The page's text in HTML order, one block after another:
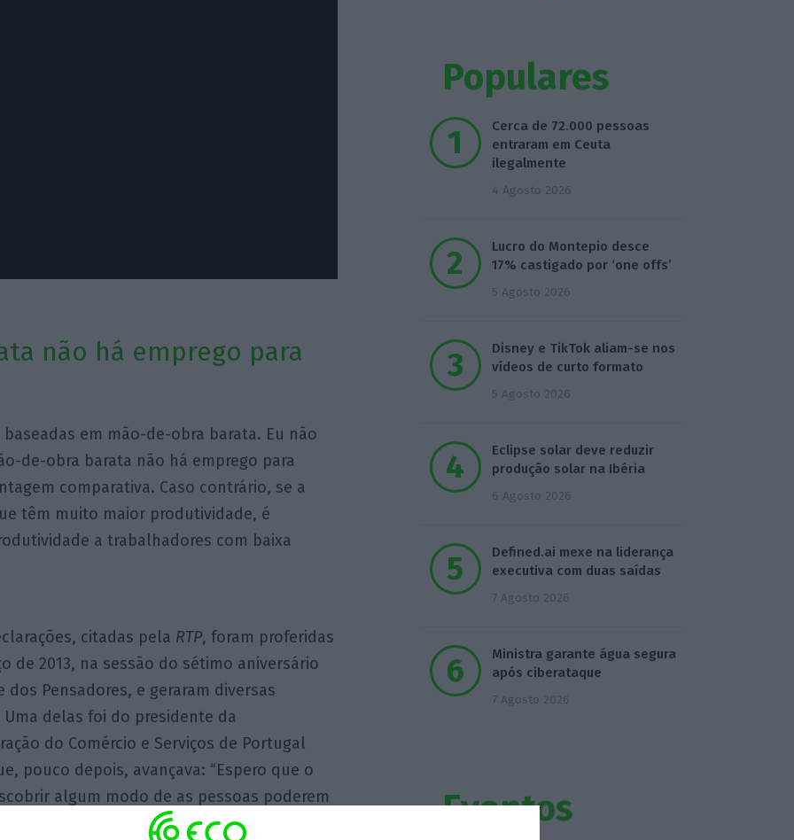
não há emprego para
em mão-de-obra barata. Eu não
de-obra barata não há emprego para
comparativa. Caso contrário, se a
têm muito maior produtividade, é
a trabalhadores com baixa
citadas pela RTP, foram proferidas
de 2013, na sessão do sétimo aniversário
dos Pensadores, e geraram diversas
Uma delas foi do presidente da
do Comércio e Serviços de Portugal
pouco depois, avançava: “Espero que o
algum modo de as pessoas poderem
Populares
Cerca de 72.000 pessoas
entraram em Ceuta
ilegalmente
4 Agosto 2026
Lucro do Montepio desce
17% castigado por ‘one offs’
5 Agosto 2026
Disney e TikTok aliam-se nos
vídeos de curto formato
5 Agosto 2026
Eclipse solar deve reduzir
produção solar na Ibéria
6 Agosto 2026
Defined.ai mexe na liderança
executiva com duas saídas
7 Agosto 2026
Ministra garante água segura
após ciberataque
7 Agosto 2026
Eventos